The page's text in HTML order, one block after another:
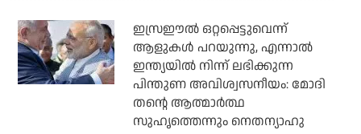
ഇസ്രഈല്‍ ഒറ്റപ്പെട്ടുവെന്ന്
ആളുകള്‍ പറയുന്നു, എന്നാല്‍
ഇന്ത്യയില്‍ നിന്ന് ലഭിക്കുന്ന
പിന്തുണ അവിശ്വസനീയം: മോദി
തന്റെ ആത്മാര്‍ത്ഥ
സുഹൃത്തെന്നും നെതന്യാഹു